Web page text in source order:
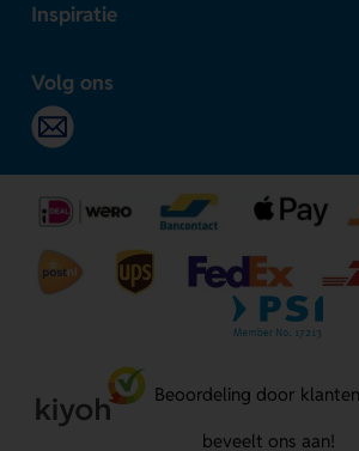
Inspiratie
Volg ons
Beoordeling door
beveelt ons aan!